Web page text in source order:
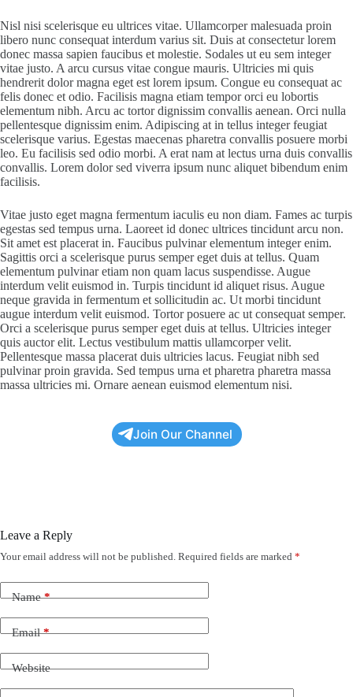
Nisl nisi scelerisque eu ultrices vitae. Ullamcorper malesuada proin
libero nunc consequat interdum varius sit. Duis at consectetur lorem
donec massa sapien faucibus et molestie. Sodales ut eu sem integer
vitae justo. A arcu cursus vitae congue mauris. Ultricies mi quis
hendrerit dolor magna eget est lorem ipsum. Congue eu consequat ac
felis donec et odio. Facilisis magna etiam tempor orci eu lobortis
elementum nibh. Arcu ac tortor dignissim convallis aenean. Orci nulla
pellentesque dignissim enim. Adipiscing at in tellus integer feugiat
scelerisque varius. Egestas maecenas pharetra convallis posuere morbi
leo. Eu facilisis sed odio morbi. A erat nam at lectus urna duis convallis
convallis. Lorem dolor sed viverra ipsum nunc aliquet bibendum enim
facilisis.
Vitae justo eget magna fermentum iaculis eu non diam. Fames ac turpis
egestas sed tempus urna. Laoreet id donec ultrices tincidunt arcu non.
Sit amet est placerat in. Faucibus pulvinar elementum integer enim.
Sagittis orci a scelerisque purus semper eget duis at tellus. Quam
elementum pulvinar etiam non quam lacus suspendisse. Augue
interdum velit euismod in. Turpis tincidunt id aliquet risus. Augue
neque gravida in fermentum et sollicitudin ac. Ut morbi tincidunt
augue interdum velit euismod. Tortor posuere ac ut consequat semper.
Orci a scelerisque purus semper eget duis at tellus. Ultricies integer
quis auctor elit. Lectus vestibulum mattis ullamcorper velit.
Pellentesque massa placerat duis ultricies lacus. Feugiat nibh sed
pulvinar proin gravida. Sed tempus urna et pharetra pharetra massa
massa ultricies mi. Ornare aenean euismod elementum nisi.
Join Our Channel
Leave a Reply
Your email address will not be published. Required fields are marked *
Name*
Email*
Website